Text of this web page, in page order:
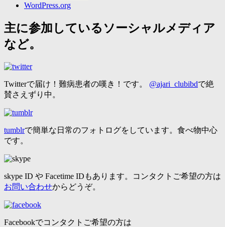
WordPress.org
主に参加しているソーシャルメディア
など。
Twitterで届け！難病患者の嘆き！です。 @ajari_clubibdで絶
賛さえずり中。
tumblrで簡単な日常のフォトログをしています。食べ物中心
です。
skype ID や Facetime IDもあります。コンタクトご希望の方は
お問い合わせからどうぞ。
Facebookでコンタクトご希望の方は